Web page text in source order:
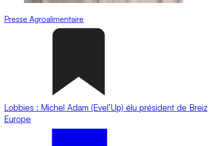
Presse Agroalimentaire
Lobbies : Michel Adam (Evel’Up) élu président de Breiz
Europe